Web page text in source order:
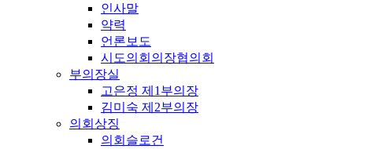
인사말
약력
언론보도
시도의회의장협의회
부의장실
고은정 제1부의장
김미숙 제2부의장
의회상징
의회슬로건